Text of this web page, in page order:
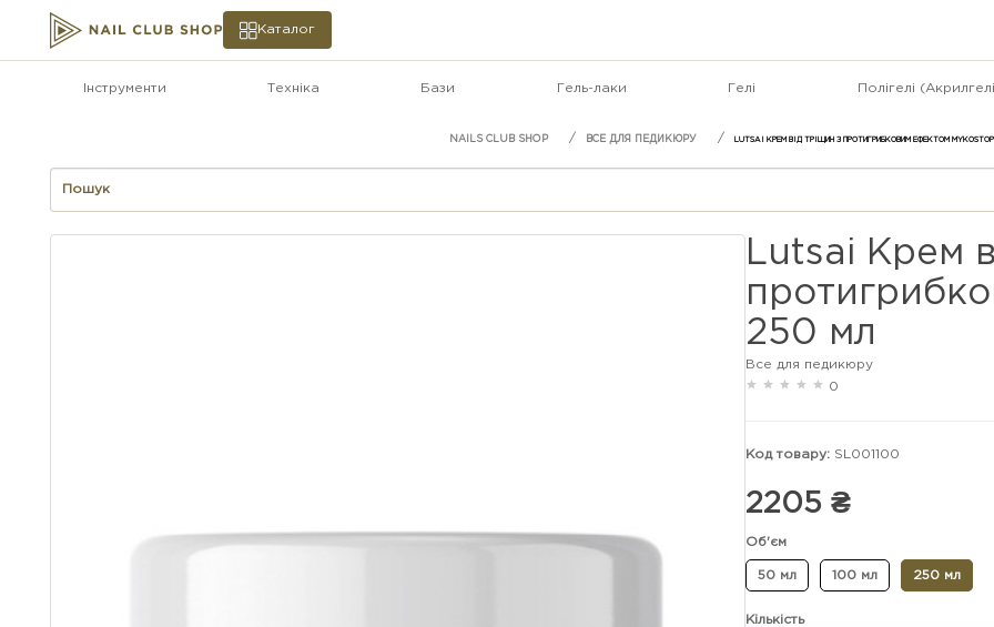
Каталог
Інструменти Техніка Бази Гель-лаки Гелі Полігелі
ВСЕ ДЛЯ ПЕДИКЮРУ LUTSAI КРЕМ ВІД ТРІЩИН З ПРОТИГРИБКОВИМ ЕФЕКТОМ
Lutsai Крем
250 мл
Все для педикюру
0
Код товару: SL001100
2205 ₴
Об'єм
50 мл 100 мл 250 мл
Кількість